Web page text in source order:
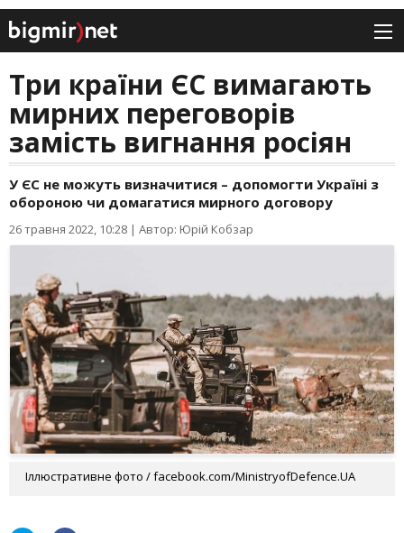
Три країни ЄС вимагають
мирних переговорів
замість вигнання росіян
У ЄС не можуть визначитися – допомогти Україні з
обороною чи домагатися мирного договору
26 травня 2022, 10:28 | Автор: Юрій Кобзар
Іллюстративне фото / facebook.com/MinistryofDefence.UA